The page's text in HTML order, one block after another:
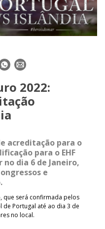
E-
2022:
acreditação para o
para o EHF
no dia 6 de Janeiro,
e
que será confirmada pelos
de Portugal até ao dia 3 de
no local.